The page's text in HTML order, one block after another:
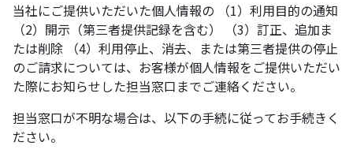
当社にご提供いただいた個人情報の （1）利用目的の通知
（2）開示（第三者提供記録を含む） （3）訂正、追加ま
たは削除 （4）利用停止、消去、または第三者提供の停止
のご請求については、お客様が個人情報をご提供いただい
た際にお知らせした担当窓口までご連絡ください。
担当窓口が不明な場合は、以下の手続に従ってお手続きく
ださい。